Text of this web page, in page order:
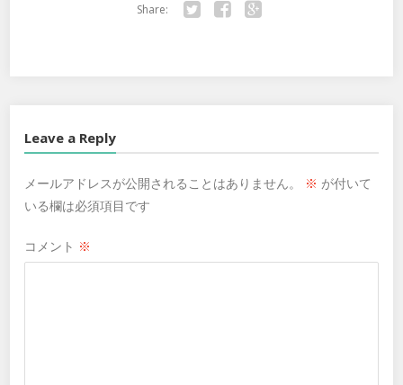
Share:
Leave a Reply
メールアドレスが公開されることはありません。 ※ が付いて
いる欄は必須項目です
コメント ※